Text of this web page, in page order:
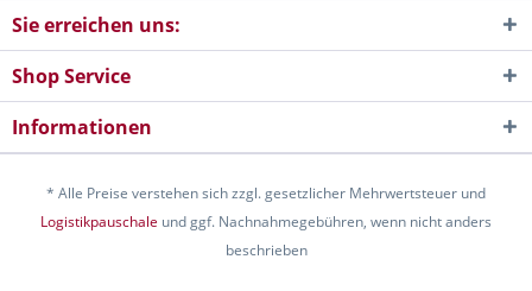
Sie erreichen uns:
Shop Service
Informationen
* Alle Preise verstehen sich zzgl. gesetzlicher Mehrwertsteuer und
Logistikpauschale und ggf. Nachnahmegebühren, wenn nicht anders
beschrieben